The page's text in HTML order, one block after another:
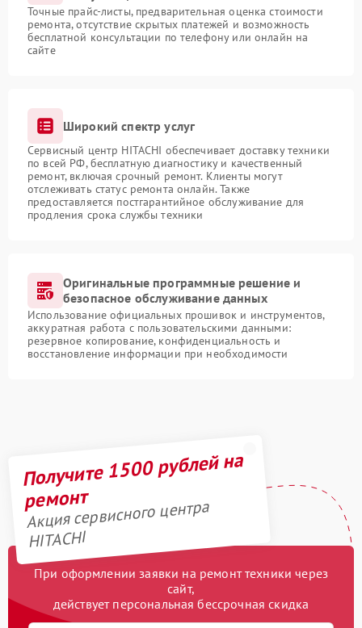
Точные прайс-листы, предварительная оценка стоимости
ремонта, отсутствие скрытых платежей и возможность
бесплатной консультации по телефону или онлайн на
сайте
Широкий спектр услуг
Сервисный центр HITACHI обеспечивает доставку техники
по всей РФ, бесплатную диагностику и качественный
ремонт, включая срочный ремонт. Клиенты могут
отслеживать статус ремонта онлайн. Также
предоставляется постгарантийное обслуживание для
продления срока службы техники
Оригинальные программные решение и
безопасное обслуживание данных
Использование официальных прошивок и инструментов,
аккуратная работа с пользовательскими данными:
резервное копирование, конфиденциальность и
восстановление информации при необходимости
Получите 1500 рублей на
ремонт
Акция сервисного центра
HITACHI
При оформлении заявки на ремонт техники через
сайт,
действует персональная бессрочная скидка